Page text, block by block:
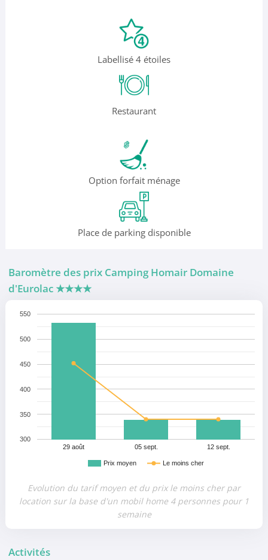
Labellisé 4 étoiles
Restaurant
Option forfait ménage
Place de parking disponible
Baromètre des prix Camping Homair Domaine
d'Eurolac ★★★★
Prix moyen Le moins cher
29 août 05 sept. 12 sept.
300
350
400
450
500
550
Evolution du tarif moyen et du prix le moins cher par
location sur la base d'un mobil home 4 personnes pour 1
semaine
Activités